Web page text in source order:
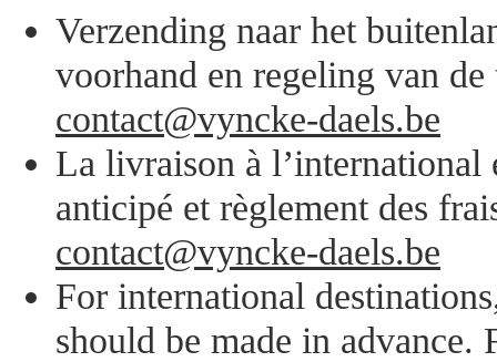
Verzending naar het
voorhand en regeling van
contact@vyncke-daels.be
La livraison à l’international
anticipé et règlement des
contact@vyncke-daels.be
For international
should be made in advance.